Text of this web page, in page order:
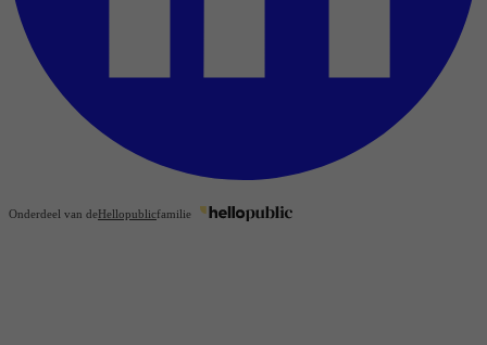
Onderdeel van deHellopublicfamilie